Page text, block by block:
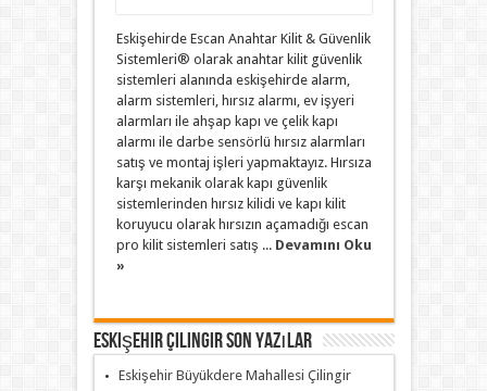
Eskişehirde Escan Anahtar Kilit & Güvenlik
Sistemleri® olarak anahtar kilit güvenlik
sistemleri alanında eskişehirde alarm,
alarm sistemleri, hırsız alarmı, ev işyeri
alarmları ile ahşap kapı ve çelik kapı
alarmı ile darbe sensörlü hırsız alarmları
satış ve montaj işleri yapmaktayız. Hırsıza
karşı mekanik olarak kapı güvenlik
sistemlerinden hırsız kilidi ve kapı kilit
koruyucu olarak hırsızın açamadığı escan
pro kilit sistemleri satış ... Devamını Oku
»
Eskişehir Çilingir Son Yazılar
Eskişehir Büyükdere Mahallesi Çilingir